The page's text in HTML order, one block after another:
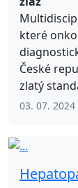
které
České
zlatý
03. 07. 2024